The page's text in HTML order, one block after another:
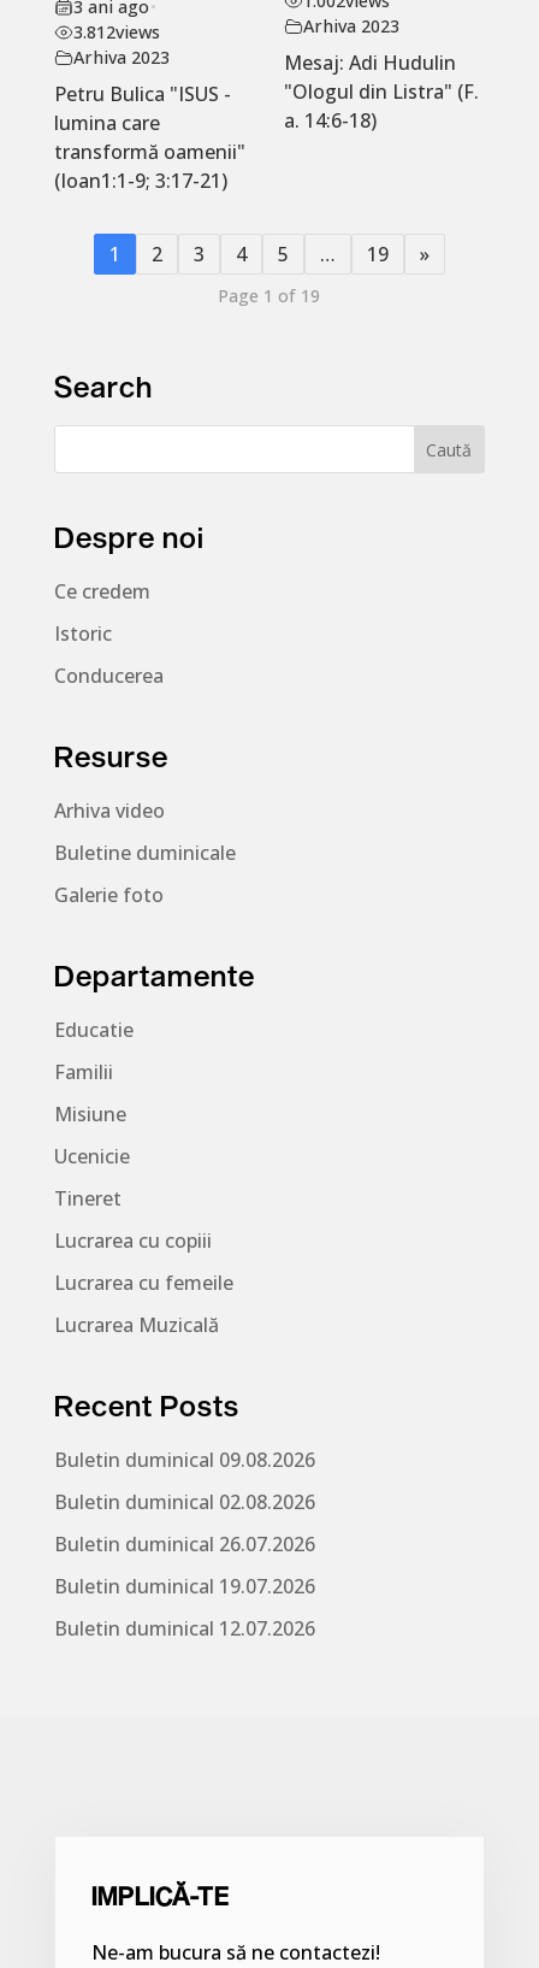
3 ani ago•
3.812views
Arhiva 2023
Petru Bulica "ISUS -
lumina care
transformă oamenii"
(Ioan1:1-9; 3:17-21)
Arhiva 2023
Mesaj: Adi Hudulin
"Ologul din Listra" (F.
a. 14:6-18)
1 2 3 4 5 … 19 »
Page 1 of 19
Search
Despre noi
Ce credem
Istoric
Conducerea
Resurse
Arhiva video
Buletine duminicale
Galerie foto
Departamente
Educatie
Familii
Misiune
Ucenicie
Tineret
Lucrarea cu copiii
Lucrarea cu femeile
Lucrarea Muzicală
Recent Posts
Buletin duminical 09.08.2026
Buletin duminical 02.08.2026
Buletin duminical 26.07.2026
Buletin duminical 19.07.2026
Buletin duminical 12.07.2026
IMPLICĂ-TE
Ne-am bucura să ne contactezi!